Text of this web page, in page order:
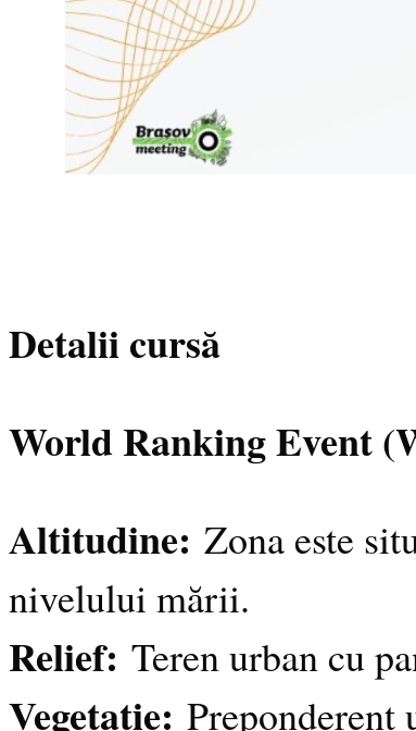
Detalii cursă
World Ranking Event
Altitudine: Zona este
nivelului mării.
Relief: Teren urban cu
Vegetație: